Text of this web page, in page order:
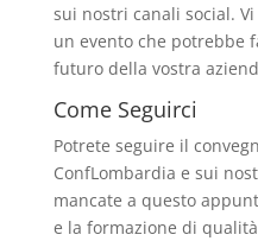
sui nostri canali social.
un evento che potrebbe
futuro della vostra
Come Seguirci
Potrete seguire il
ConfLombardia e sui
mancate a questo
e la formazione di